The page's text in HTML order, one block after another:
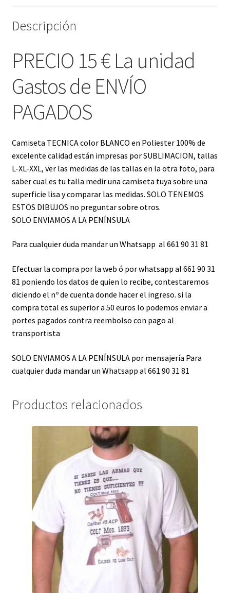
cantidad
Descripción
PRECIO 15 € La unidad
Gastos de ENVÍO
PAGADOS
Camiseta TECNICA color BLANCO en Poliester 100% de
excelente calidad están impresas por SUBLIMACION, tallas
L-XL-XXL, ver las medidas de las tallas en la otra foto, para
saber cual es tu talla medir una camiseta tuya sobre una
superficie lisa y comparar las medidas. SOLO TENEMOS
ESTOS DIBUJOS no preguntar sobre otros.
SOLO ENVIAMOS A LA PENÍNSULA
Para cualquier duda mandar un Whatsapp al 661 90 31 81
Efectuar la compra por la web ó por whatsapp al 661 90 31
81 poniendo los datos de quien lo recibe, contestaremos
diciendo el nº de cuenta donde hacer el ingreso. si la
compra total es superior a 50 euros lo podemos enviar a
portes pagados contra reembolso con pago al
transportista
SOLO ENVIAMOS A LA PENÍNSULA por mensajería Para
cualquier duda mandar un Whatsapp al 661 90 31 81
Productos relacionados